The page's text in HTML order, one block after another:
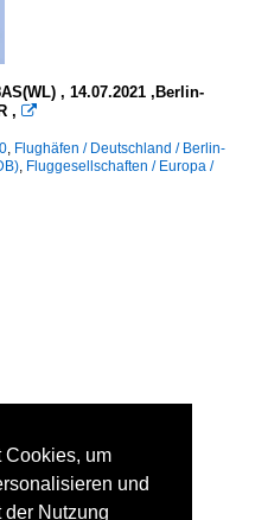
, 14.07.2021 ,Berlin-
, 
, Flughäfen / Deutschland / Berlin-
, Fluggesellschaften / Europa /
Cookies, um
und
der Nutzung